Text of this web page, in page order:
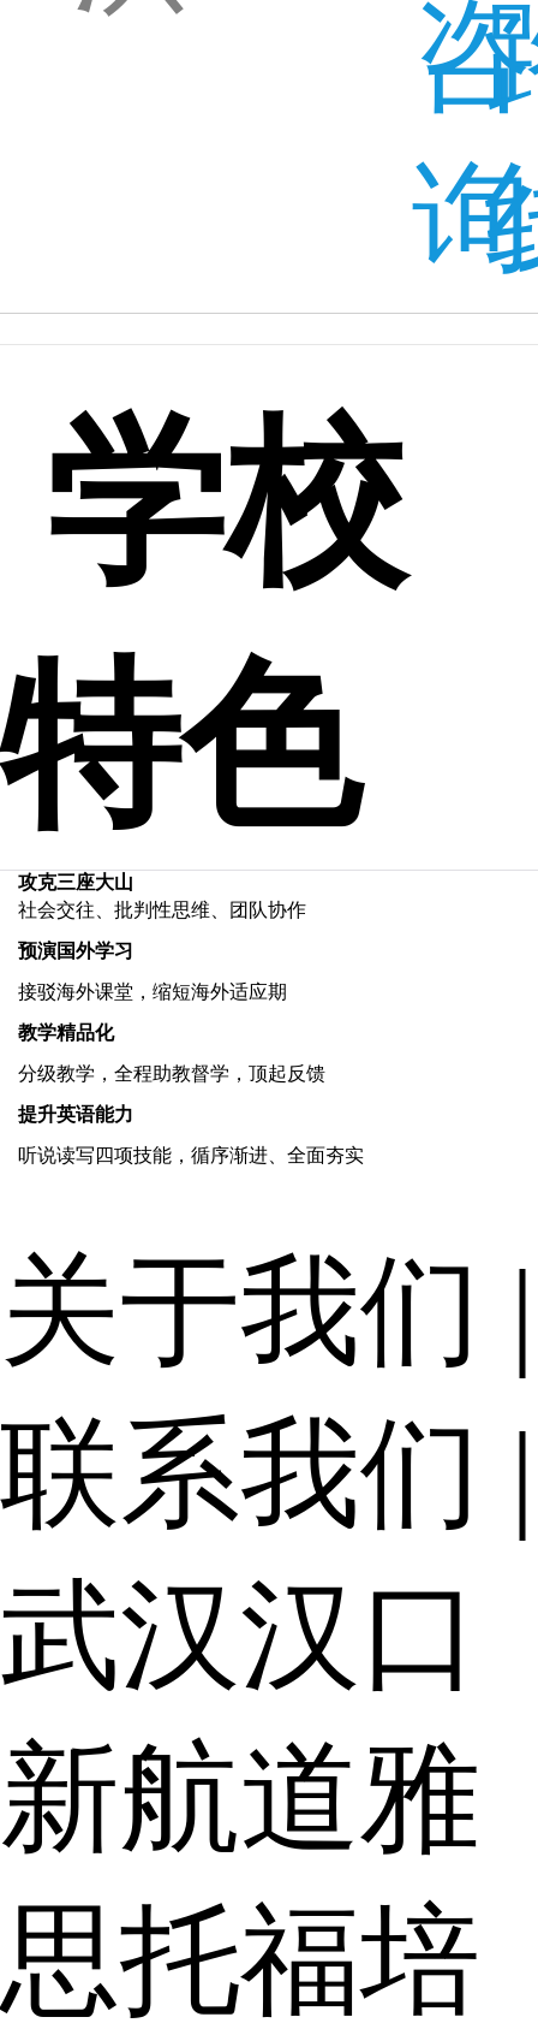
咨
询
学校
特色
攻克三座大山
社会交往、批判性思维、团队协作
预演国外学习
接驳海外课堂，缩短海外适应期
教学精品化
分级教学，全程助教督学，顶起反馈
提升英语能力
听说读写四项技能，循序渐进、全面夯实
关于我们 |
联系我们 |
武汉汉口
新航道雅
思托福培